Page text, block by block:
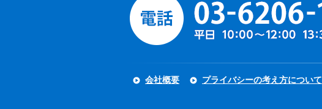
会社概要 プライバシーの考え方について